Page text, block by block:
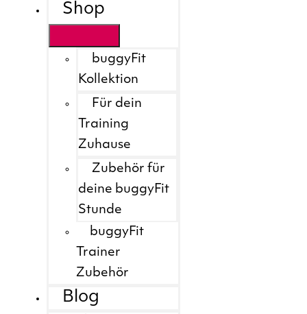
Shop
buggyFit
Kollektion
Für dein
Training
Zuhause
Zubehör für
deine buggyFit
Stunde
buggyFit
Trainer
Zubehör
Blog